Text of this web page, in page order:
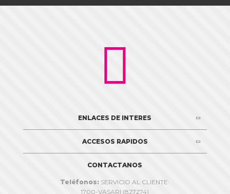

ENLACES DE INTERES
ACCESOS RAPIDOS
CONTACTANOS
Teléfonos: SERVICIO AL CLIENTE:
1700-VASARI (827274)